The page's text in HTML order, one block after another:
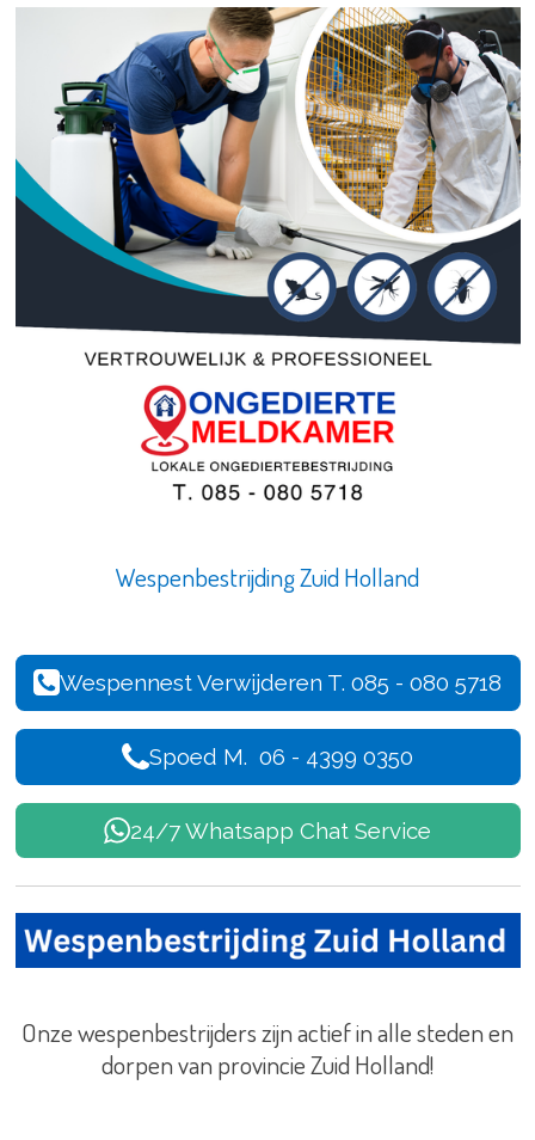
Wespenbestrijding Zuid Holland
Wespennest Verwijderen T. 085 - 080 5718
Spoed M. 06 - 4399 0350
24/7 Whatsapp Chat Service
Onze wespenbestrijders zijn actief in alle steden en
dorpen van provincieZuid Holland!